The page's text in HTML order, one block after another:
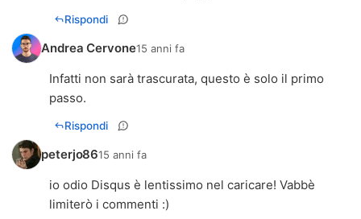
Rispondi
Andrea Cervone15 anni fa
Infatti non sarà trascurata, questo è solo il primo
passo.
Rispondi
peterjo8615 anni fa
io odio Disqus è lentissimo nel caricare! Vabbè
limiterò i commenti :)